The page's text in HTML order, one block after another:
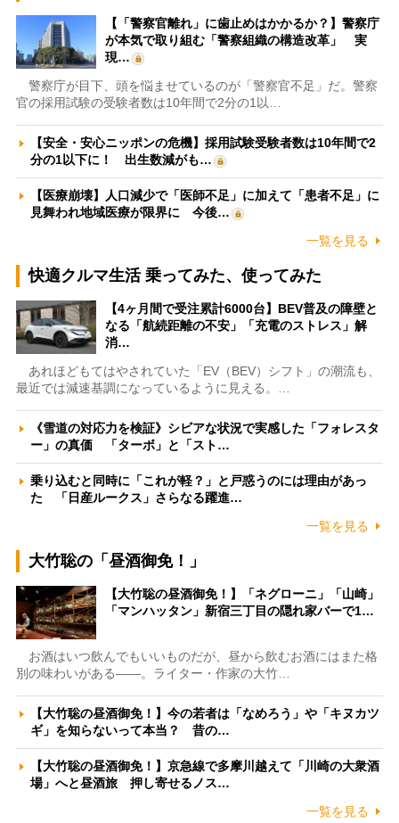
【「警察官離れ」に歯止めはかかるか？】警察庁
が本気で取り組む「警察組織の構造改革」 実
現…
警察庁が目下、頭を悩ませているのが「警察官不足」だ。警察
官の採用試験の受験者数は10年間で2分の1以…
【安全・安心ニッポンの危機】採用試験受験者数は10年間で2
分の1以下に！ 出生数減がも…
【医療崩壊】人口減少で「医師不足」に加えて「患者不足」に
見舞われ地域医療が限界に 今後…
一覧を見る
快適クルマ生活 乗ってみた、使ってみた
【4ヶ月間で受注累計6000台】BEV普及の障壁と
なる「航続距離の不安」「充電のストレス」解
消…
あれほどもてはやされていた「EV（BEV）シフト」の潮流も、
最近では減速基調になっているように見える。…
《雪道の対応力を検証》シビアな状況で実感した「フォレスタ
ー」の真価 「ターボ」と「スト…
乗り込むと同時に「これが軽？」と戸惑うのには理由があっ
た 「日産ルークス」さらなる躍進…
一覧を見る
大竹聡の「昼酒御免！」
【大竹聡の昼酒御免！】「ネグローニ」「山崎」
「マンハッタン」新宿三丁目の隠れ家バーで1…
お酒はいつ飲んでもいいものだが、昼から飲むお酒にはまた格
別の味わいがある――。ライター・作家の大竹…
【大竹聡の昼酒御免！】今の若者は「なめろう」や「キヌカツ
ギ」を知らないって本当？ 昔の…
【大竹聡の昼酒御免！】京急線で多摩川越えて「川崎の大衆酒
場」へと昼酒旅 押し寄せるノス…
一覧を見る